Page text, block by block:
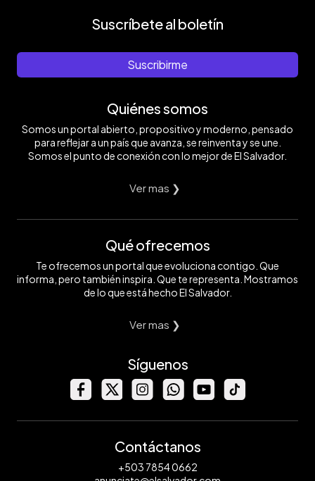
Suscríbete al boletín
Suscribirme
Quiénes somos
Somos un portal abierto, propositivo y moderno, pensado
para reflejar a un país que avanza, se reinventa y se une.
Somos el punto de conexión con lo mejor de El Salvador.
Ver mas ❯
Qué ofrecemos
Te ofrecemos un portal que evoluciona contigo. Que
informa, pero también inspira. Que te representa. Mostramos
de lo que está hecho El Salvador.
Ver mas ❯
Síguenos
Contáctanos
+503 7854 0662